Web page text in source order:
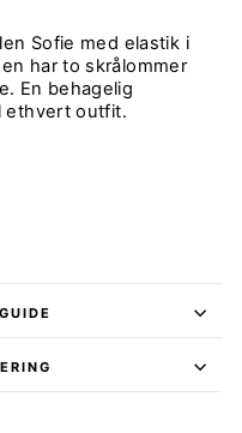
Sofie med elastik i
har to skrålommer
En behagelig
ethvert outfit.